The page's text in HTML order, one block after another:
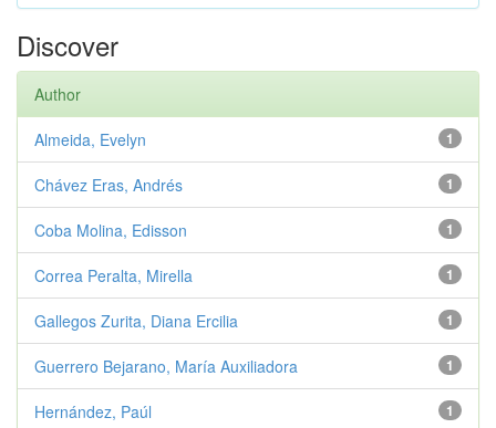
Discover
Author
1
Almeida, Evelyn
1
Chávez Eras, Andrés
1
Coba Molina, Edisson
1
Correa Peralta, Mirella
1
Gallegos Zurita, Diana Ercilia
1
Guerrero Bejarano, María Auxiliadora
1
Hernández, Paúl